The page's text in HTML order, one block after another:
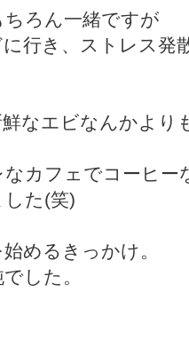
ろん一緒ですが
行き、ストレス発
なエビなんかよ
カフェでコーヒ
た(笑)
めるきっかけ。
した。